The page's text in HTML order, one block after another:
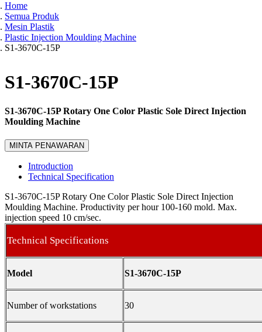
Home
Semua Produk
Mesin Plastik
Plastic Injection Moulding Machine
S1-3670C-15P
S1-3670C-15P
S1-3670C-15P Rotary One Color Plastic Sole Direct Injection
Moulding Machine
MINTA PENAWARAN
Introduction
Technical Specification
S1-3670C-15P Rotary One Color Plastic Sole Direct Injection
Moulding Machine. Productivity per hour 100-160 mold. Max.
injection speed 10 cm/sec.
Technical Specifications
Model S1-3670C-15P
Number of workstations 30